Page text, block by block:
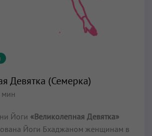
Девятка (Семерка)
Йоги «Великолепная Девятка»
Йоги Бхаджаном женщинам в